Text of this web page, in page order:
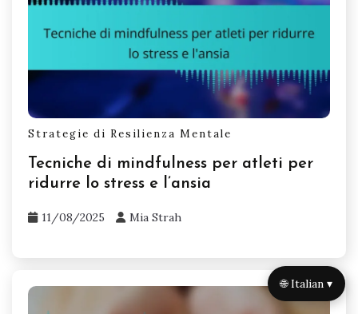
Strategie di Resilienza Mentale
Tecniche di mindfulness per atleti per
ridurre lo stress e l’ansia
11/08/2025 Mia Strah
🌐 Italian ▾